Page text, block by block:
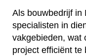
Als bouwbedrijf in
specialisten in
vakgebieden, wat
project efficiënt te